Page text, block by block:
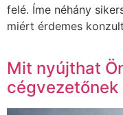
felé. Íme néhány
miért érdemes
Mit nyújthat
cégvezetőnek